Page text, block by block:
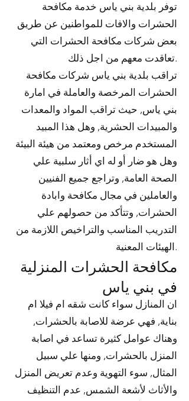
توفر بلدية بني ياس خدمة مكافحة
الحشرات والافات للمواطنين عن طريق
بعض شركات مكافحة الحشرات التي
تعاقدت معهم من اجل ذلك.
تراقب بلدية بني ياس شركات مكافحة
الحشرات المرخصة والعاملة في امارة
بني ياس, حيث تراقب المواد والمعدات
والمبيدات الحشرية, وهل هذا المبيد
المستخدم مرخص ومعتمد من هيئة البيئة
وهل هو ضار أو له اي أثار سلبية علي
الصحة العامة, وتراجع جميع الفنيين
والعاملين في مجال مكافحة وابادة
الحشرات, وتتأكد من حصولهم علي
التدريب المناسب والتراخيص اللازمة من
الهيئات المعنية.
مكافحة الحشرات المنزلية
في بني ياس
ان المنازل سواء كانت شقه ام فيلا ام
بناية, فهي عرضة للاصابة بالحشرات,
وهناك عوامل كثيرة تساعد في اصابة
المنزل بالحشرات, ومنها علي سبيل
المثال, سوء التهوية وعدم تعريض المنزل
والأثاث لأشعة الشمس, عدم التنظيف